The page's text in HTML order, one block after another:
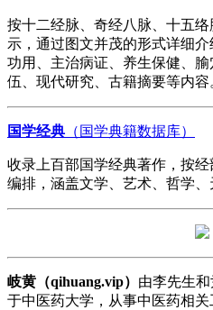
按十二经脉、奇经八脉、十五
示，通过图文并茂的形式详细
功用、主治病证、养生保健、
伍、现代研究、古籍摘要等内容
国学经典 （国学典籍数据库）
收录上百部国学经典著作，按
编排，涵盖文学、艺术、哲学、
岐黄（qihuang.vip） 由李先生
于中医药大学，从事中医药相